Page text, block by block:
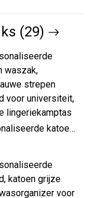
(29)
Gepersonaliseerde katoenen waszak, marineblauwe strepen wasmand voor universiteit, nautische lingeriekamptas